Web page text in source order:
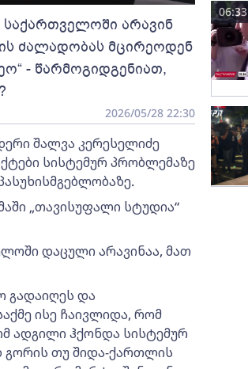
არავინ
ძალადობას მცირეოდენ
- წარმოგიდგენიათ,
2026/05/28 22:30
შალვა კერესელიძე
სისტემურ პრობლემაზე
„თავისუფალი სტუდია“
დაცული არავინაა, მათ
გადაიღეს და
ისე ჩაივლიდა, რომ
ადგილი ჰქონდა სისტემურ
თუ შიდა-ქართლის
06:33